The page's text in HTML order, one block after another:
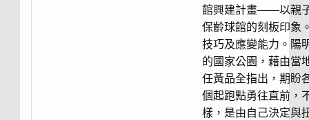
館興建計畫——以親
保齡球館的刻板印象
技巧及應變能力。陽
的國家公園，藉由當
任黃品全指出，期盼
個起跑點勇往直前，
樣，是由自己決定與